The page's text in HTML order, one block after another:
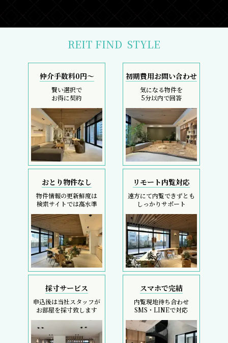
REIT FIND STYLE
仲介手数料0円～
賢い選択で
お得に契約
初期費用お問い合わせ
気になる物件を
5分以内で回答
おとり物件なし
物件情報の更新鮮度は
検索サイトでは高水準
リモート内覧対応
遠方にて内覧できずとも
しっかりサポート
採寸サービス
申込後は当社スタッフが
お部屋を採寸致します
スマホで完結
内覧現地待ち合わせ
SMS・LINEで対応